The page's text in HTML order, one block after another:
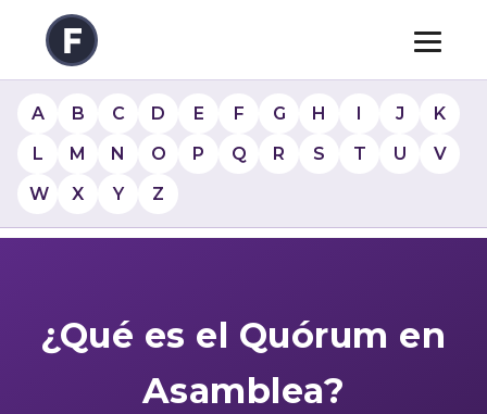
A B C D E F G H I J
K
L
M N O P Q R S T U
V
W
X Y Z
¿Qué es el Quórum en
Asamblea?